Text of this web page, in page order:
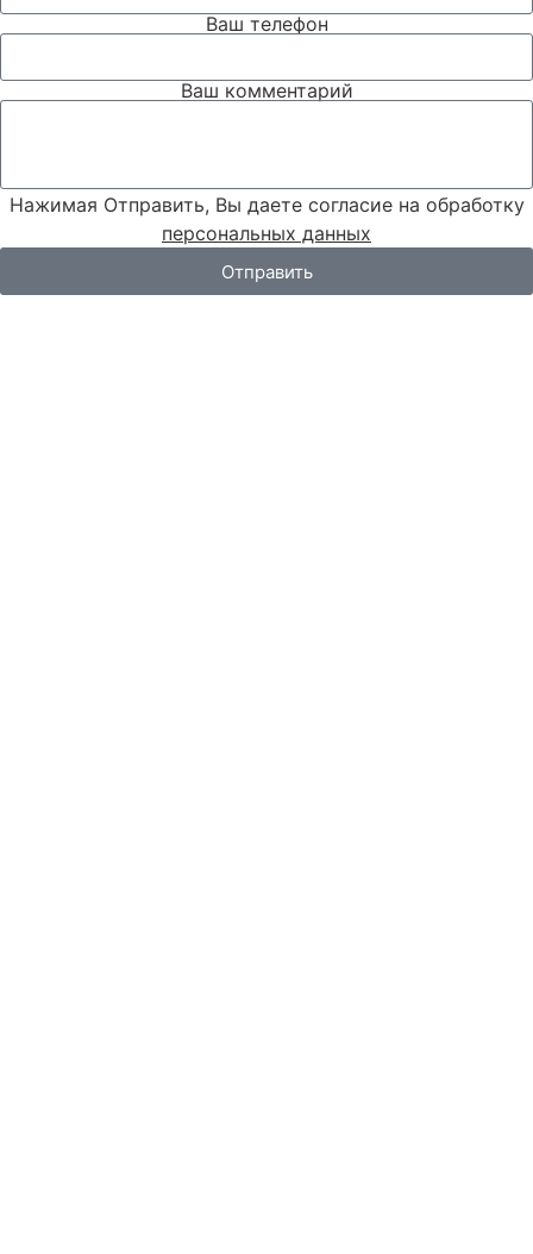
Ваш телефон
Ваш комментарий
Нажимая Отправить, Вы даете согласие на обработку
персональных данных
Отправить